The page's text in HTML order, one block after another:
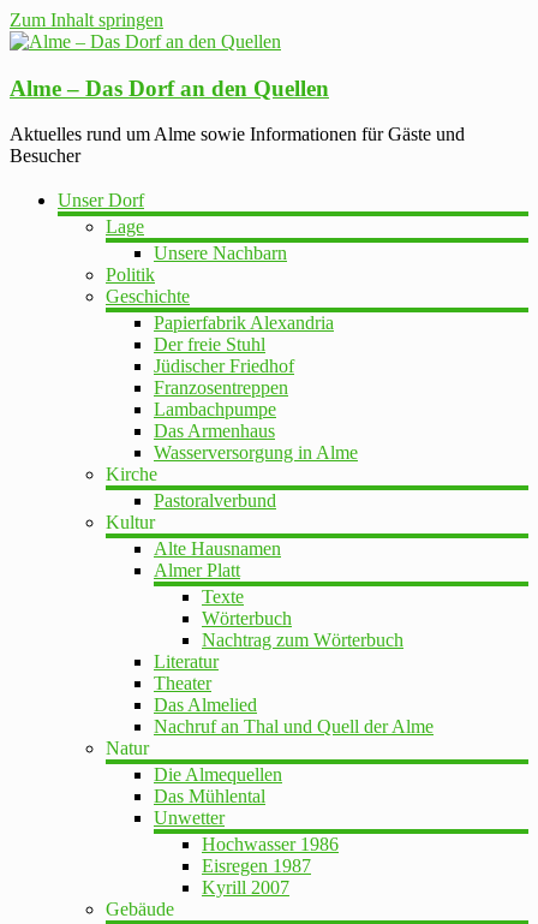
Zum Inhalt springen
Alme – Das Dorf an den Quellen
Aktuelles rund um Alme sowie Informationen für Gäste und
Besucher
Unser Dorf
Lage
Unsere Nachbarn
Politik
Geschichte
Papierfabrik Alexandria
Der freie Stuhl
Jüdischer Friedhof
Franzosentreppen
Lambachpumpe
Das Armenhaus
Wasserversorgung in Alme
Kirche
Pastoralverbund
Kultur
Alte Hausnamen
Almer Platt
Texte
Wörterbuch
Nachtrag zum Wörterbuch
Literatur
Theater
Das Almelied
Nachruf an Thal und Quell der Alme
Natur
Die Almequellen
Das Mühlental
Unwetter
Hochwasser 1986
Eisregen 1987
Kyrill 2007
Gebäude